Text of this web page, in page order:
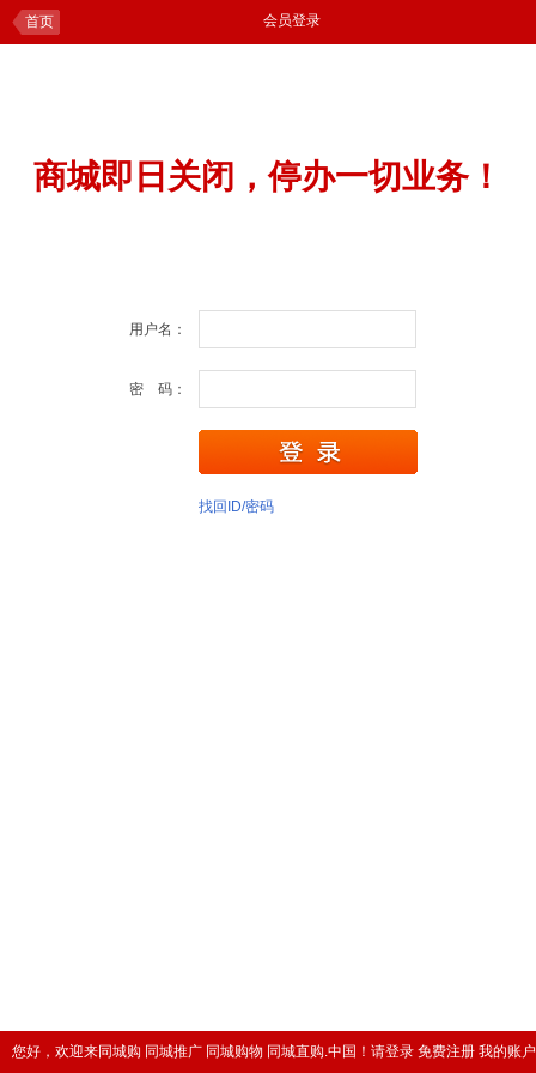
您好，欢迎来同城购 同城推广 同城购物 同城直购.中国！ 请登录 免费注册 我的账户
首页 会员登录
商城即日关闭，停办一切业务！
用户名：
密 码：
找回ID/密码